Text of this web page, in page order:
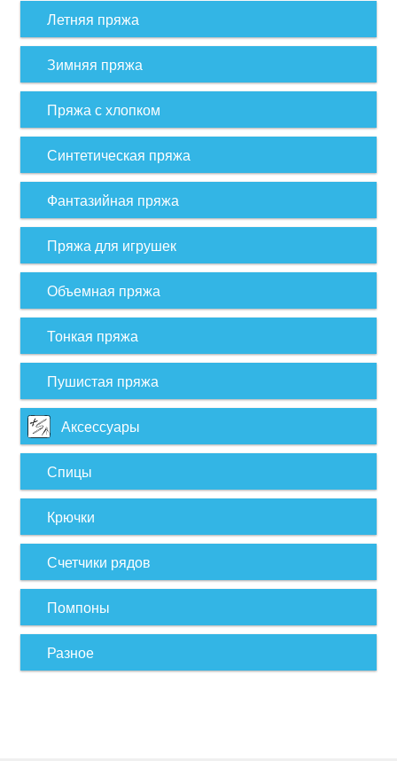
Летняя пряжа
Зимняя пряжа
Пряжа с хлопком
Синтетическая пряжа
Фантазийная пряжа
Пряжа для игрушек
Объемная пряжа
Тонкая пряжа
Пушистая пряжа
Аксессуары
Спицы
Крючки
Счетчики рядов
Помпоны
Разное